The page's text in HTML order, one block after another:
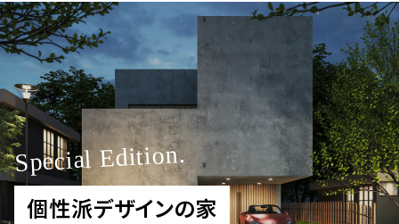
Special Edition.
個性派デザインの家